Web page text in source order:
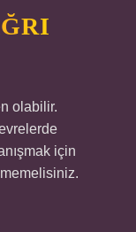
olabilir.
için